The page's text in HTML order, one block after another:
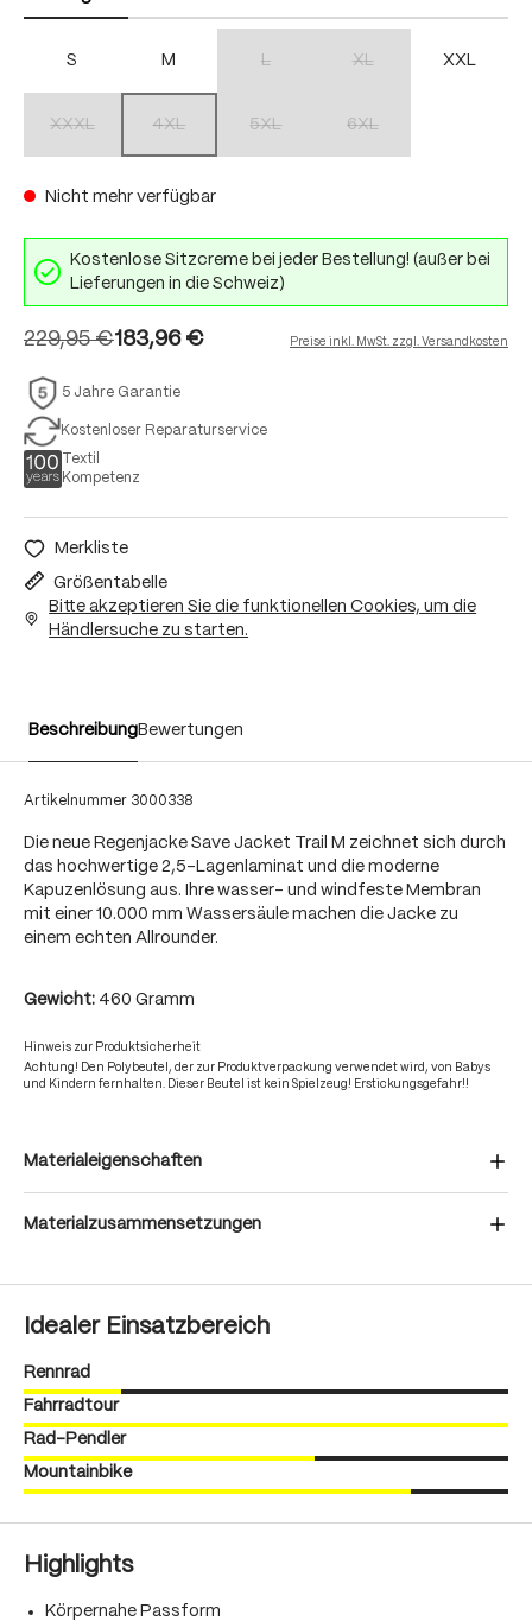
S M L XL XXL
XXXL 4XL 5XL 6XL
Nicht mehr verfügbar
Kostenlose Sitzcreme bei jeder Bestellung! (außer bei
Lieferungen in die Schweiz)
183,96 €
229,95 € Preise inkl. MwSt. zzgl. Versandkosten
5 Jahre Garantie
Kostenloser Reparaturservice
Textil
Kompetenz
Merkliste
Größentabelle
Bitte akzeptieren Sie die funktionellen Cookies, um die
Händlersuche zu starten.
BeschreibungBewertungen
Artikelnummer 3000338
Die neue Regenjacke Save Jacket Trail M zeichnet sich durch
das hochwertige 2,5-Lagenlaminat und die moderne
Kapuzenlösung aus. Ihre wasser- und windfeste Membran
mit einer 10.000 mm Wassersäule machen die Jacke zu
einem echten Allrounder.
Gewicht: 460 Gramm
Hinweis zur Produktsicherheit
Achtung! Den Polybeutel, der zur Produktverpackung verwendet wird, von Babys
und Kindern fernhalten. Dieser Beutel ist kein Spielzeug! Erstickungsgefahr!!
Materialeigenschaften
Materialzusammensetzungen
Idealer Einsatzbereich
Rennrad
Fahrradtour
Rad-Pendler
Mountainbike
Highlights
Körpernahe Passform